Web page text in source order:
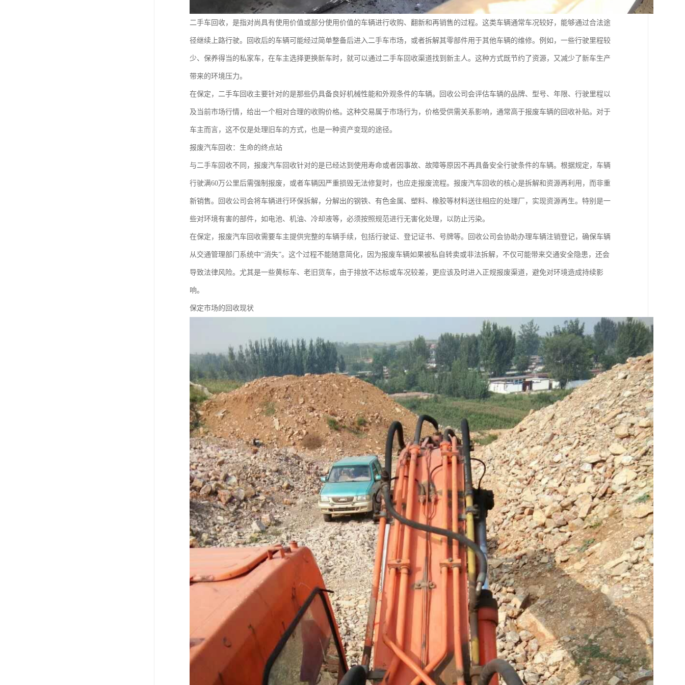
二手车回收，是指对尚具有使用价值或部分使用价值的车辆进行收购、翻新和再销售的过程。这类车辆通常车况较好，能够通过合法途
径继续上路行驶。回收后的车辆可能经过简单整备后进入二手车市场，或者拆解其零部件用于其他车辆的维修。例如，一些行驶里程较
少、保养得当的私家车，在车主选择更换新车时，就可以通过二手车回收渠道找到新主人。这种方式既节约了资源，又减少了新车生产
带来的环境压力。
在保定，二手车回收主要针对的是那些仍具备良好机械性能和外观条件的车辆。回收公司会评估车辆的品牌、型号、年限、行驶里程以
及当前市场行情，给出一个相对合理的收购价格。这种交易属于市场行为，价格受供需关系影响，通常高于报废车辆的回收补贴。对于
车主而言，这不仅是处理旧车的方式，也是一种资产变现的途径。
报废汽车回收：生命的终点站
与二手车回收不同，报废汽车回收针对的是已经达到使用寿命或者因事故、故障等原因不再具备安全行驶条件的车辆。根据规定，车辆
行驶满60万公里后需强制报废，或者车辆因严重损毁无法修复时，也应走报废流程。报废汽车回收的核心是拆解和资源再利用，而非重
新销售。回收公司会将车辆进行环保拆解，分解出的钢铁、有色金属、塑料、橡胶等材料送往相应的处理厂，实现资源再生。特别是一
些对环境有害的部件，如电池、机油、冷却液等，必须按照规范进行无害化处理，以防止污染。
在保定，报废汽车回收需要车主提供完整的车辆手续，包括行驶证、登记证书、号牌等。回收公司会协助办理车辆注销登记，确保车辆
从交通管理部门系统中“消失”。这个过程不能随意简化，因为报废车辆如果被私自转卖或非法拆解，不仅可能带来交通安全隐患，还会
导致法律风险。尤其是一些黄标车、老旧货车，由于排放不达标或车况较差，更应该及时进入正规报废渠道，避免对环境造成持续影
响。
保定市场的回收现状